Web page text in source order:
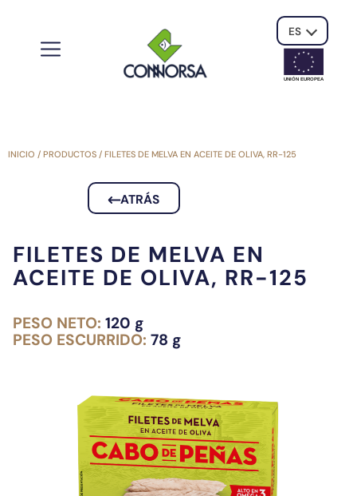
ES
UNIÓN EUROPEA
INICIO / PRODUCTOS / FILETES DE MELVA EN ACEITE DE OLIVA, RR-125
ATRÁS
FILETES DE MELVA EN
ACEITE DE OLIVA, RR-125
PESO NETO: 120 g
PESO ESCURRIDO: 78 g